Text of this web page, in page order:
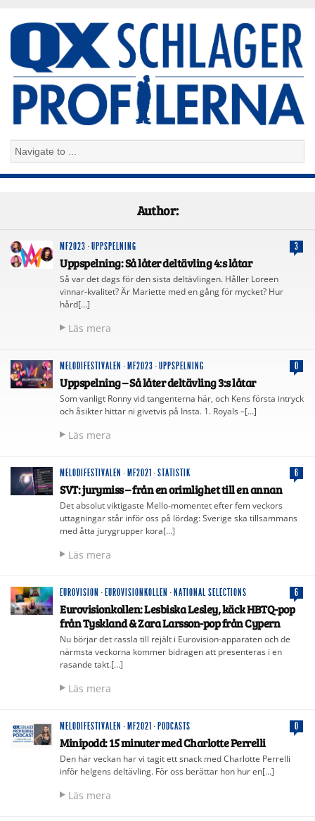
Author:
MF2023 ·UPPSPELNING 3
Uppspelning: Så låter deltävling 4:s låtar
Så var det dags för den sista deltävlingen. Håller Loreen
vinnar-kvalitet? Är Mariette med en gång för mycket? Hur
hård[…]
Läs mera
MELODIFESTIVALEN · MF2023 ·UPPSPELNING 0
Uppspelning – Så låter deltävling 3:s låtar
Som vanligt Ronny vid tangenterna här, och Kens första intryck
och åsikter hittar ni givetvis på Insta. 1. Royals –[…]
Läs mera
MELODIFESTIVALEN · MF2021 ·STATISTIK 6
SVT: jurymiss – från en orimlighet till en annan
Det absolut viktigaste Mello-momentet efter fem veckors
uttagningar står inför oss på lördag: Sverige ska tillsammans
med åtta jurygrupper kora[…]
Läs mera
EUROVISION · EUROVISIONKOLLEN · NATIONAL SELECTIONS 6
Eurovisionkollen: Lesbiska Lesley, käck HBTQ-pop
från Tyskland & Zara Larsson-pop från Cypern
Nu börjar det rassla till rejält i Eurovision-apparaten och de
närmsta veckorna kommer bidragen att presenteras i en
rasande takt.[…]
Läs mera
MELODIFESTIVALEN · MF2021 · PODCASTS 0
Minipodd: 15 minuter med Charlotte Perrelli
Den här veckan har vi tagit ett snack med Charlotte Perrelli
inför helgens deltävling. För oss berättar hon hur en[…]
Läs mera